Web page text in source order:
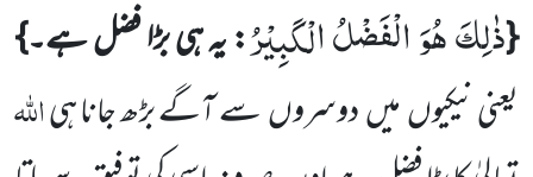
{ذٰلِكَ هُوَ الْفَضْلُ الْكَبِیْرُ: یہ ہی بڑا فضل ہے۔}
یعنی نیکیوںمیںدوسروںسے آگے بڑھ جانا ہیاللہ